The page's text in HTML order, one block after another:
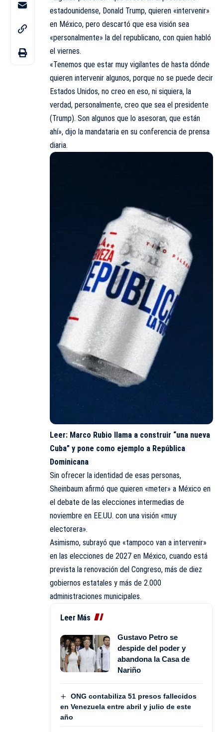
estadounidense, Donald Trump, quieren «intervenir»
en México, pero descartó que esa visión sea
«personalmente» la del republicano, con quien habló
el viernes.
«Tenemos que estar muy vigilantes de hasta dónde
quieren intervenir algunos, porque no se puede decir
Estados Unidos, no creo en eso, ni siquiera, la
verdad, personalmente, creo que sea el presidente
(Trump). Son algunos que lo asesoran, que están
ahí», dijo la mandataria en su conferencia de prensa
diaria.
Leer: Marco Rubio llama a construir “una nueva
Cuba” y pone como ejemplo a República
Dominicana
Sin ofrecer la identidad de esas personas,
Sheinbaum afirmó que quieren «meter» a México en
el debate de las elecciones intermedias de
noviembre en EE.UU. con una visión «muy
electorera».
Asimismo, subrayó que «tampoco van a intervenir»
en las elecciones de 2027 en México, cuando está
prevista la renovación del Congreso, más de diez
gobiernos estatales y más de 2.000
administraciones municipales.
Leer Más
Gustavo Petro se
despide del poder y
abandona la Casa de
Nariño
ONG contabiliza 51 presos fallecidos
en Venezuela entre abril y julio de este
año